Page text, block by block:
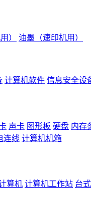
） 油墨（速印机用）
计算机软件 信息安全设
声卡 图形板 硬盘 内存
连线 计算机机箱
算机 计算机工作站 台